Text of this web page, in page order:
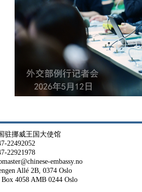
驻挪威王国大使馆
22492052
22921978
embassy.no
Allé 2B, 0374 Oslo
4058 AMB 0244 Oslo